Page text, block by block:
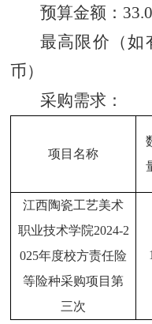
预算金额：
最高限价（如
币）
采购需求：
项目名称
江西陶瓷工艺美术
职业技术学院2024-2
025年度校方责任险
等险种采购项目第
三次
1